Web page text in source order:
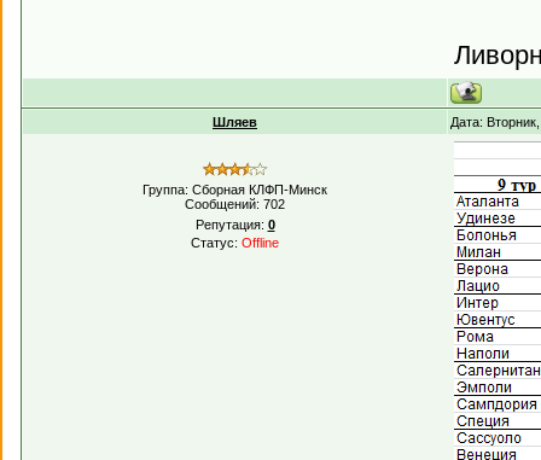
Шляев Дата:
Группа: Сборная КЛФП-Минск
Сообщений: 702
Репутация: 0
Статус: Offline